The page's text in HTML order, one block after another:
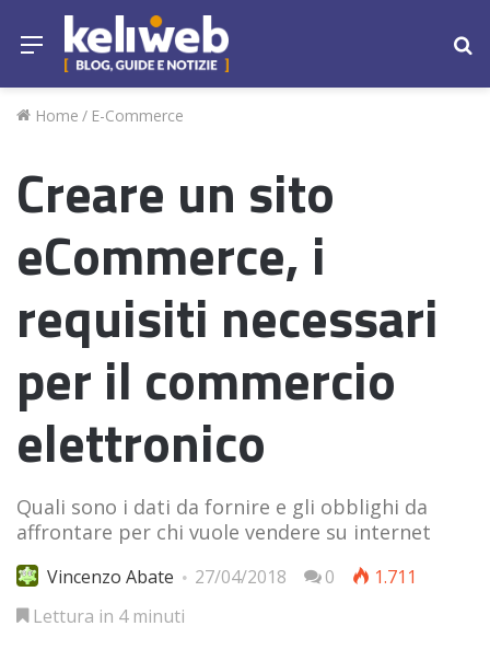
Menu
Home / E-Commerce
Creare un sito
eCommerce, i
requisiti necessari
per il commercio
elettronico
Quali sono i dati da fornire e gli obblighi da
affrontare per chi vuole vendere su internet
Vincenzo Abate 27/04/2018 0
1.711
Lettura in 4 minuti